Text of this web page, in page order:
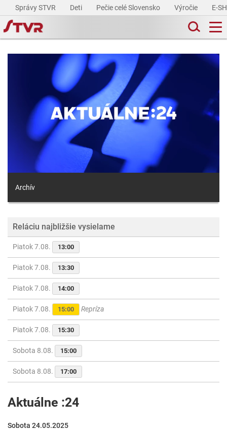
Správy STVR Deti Pečie celé Slovensko Výročie E-
Archív
Reláciu najbližšie vysielame
Piatok 7.08. 13:00
Piatok 7.08. 13:30
Piatok 7.08. 14:00
Piatok 7.08. 15:00 Repríza
Piatok 7.08. 15:30
Sobota 8.08. 15:00
Sobota 8.08. 17:00
Aktuálne :24
Sobota 24.05.2025